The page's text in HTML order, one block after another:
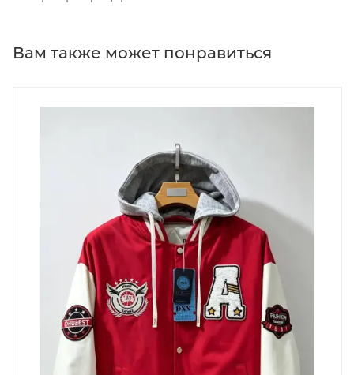
Вам также может понравиться